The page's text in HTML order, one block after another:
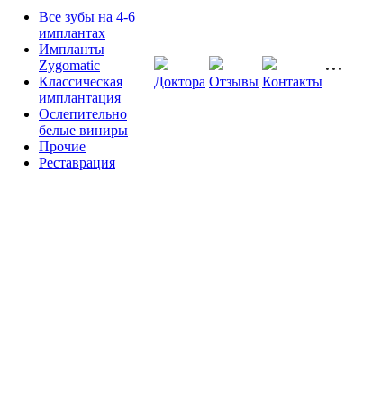
Все зубы на 4-6
имплантах
Импланты
Zygomatic
Классическая
имплантация
Ослепительно
белые виниры
Прочие
Реставрация
Доктора Отзывы Контакты